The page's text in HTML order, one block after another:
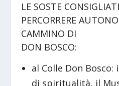
LE SOSTE
PERCORRERE
CAMMINO DI
DON BOSCO:
al Colle Don
di spiritualità, il